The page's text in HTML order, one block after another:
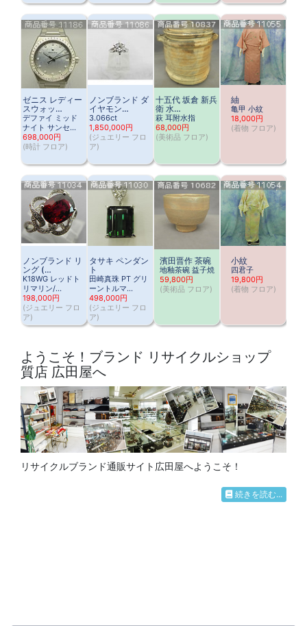
ゼニス レディー
スウォッ…
デファイ ミッド
ナイト サンセ…
698,000円
(時計 フロア)
ノンブランド ダ
イヤモン…
3.066ct
1,850,000円
(ジュエリー フロ
ア)
ノンブランド リ
ング (…
K18WG レッドト
リマリン/…
198,000円
(ジュエリー フロ
ア)
タサキ ペンダン
ト
田崎真珠 PT グリ
ーントルマ…
498,000円
(ジュエリー フロ
ア)
十五代 坂倉 新兵
衛 水…
萩 耳附水指
68,000円
(美術品 フロア)
濱田晋作 茶碗
地釉茶碗 益子焼
59,800円
(美術品 フロア)
紬
亀甲 小紋
18,000円
(着物 フロア)
小紋
四君子
19,800円
(着物 フロア)
ようこそ！ブランド リサイクルショップ
質店 広田屋へ
リサイクルブランド通販サイト広田屋へようこそ！
続きを読む...